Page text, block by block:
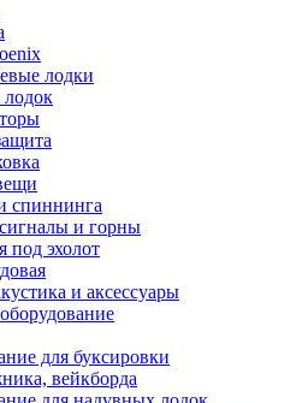
лодки
лодок
спиннинга
и горны
под эхолот
и аксессуары
для буксировки
вейкборда